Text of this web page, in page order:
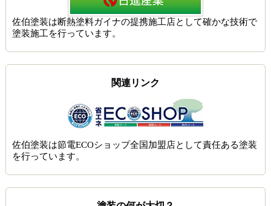
佐伯塗装は断熱塗料ガイナの提携施工店として確かな技術で
塗装施工を行っています。
関連リンク
佐伯塗装は節電ECOショップ全国加盟店として責任ある塗装
を行っています。